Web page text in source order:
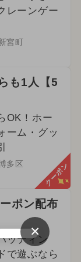
レーンゲー
宮町
も1人【5
OK！ホー
ーム・グッ
多区 クーポン
ポン配布
ッティン
で遊ぶなら
×